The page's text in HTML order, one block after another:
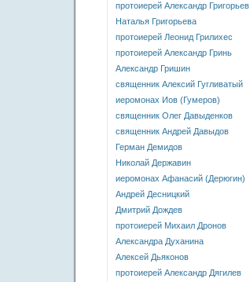
протоиерей Александр Григорьев
Наталья Григорьева
протоиерей Леонид Грилихес
протоиерей Александр Гринь
Александр Гришин
священник Алексий Гугливатый
иеромонах Иов (Гумеров)
священник Олег Давыденков
священник Андрей Давыдов
Герман Демидов
Николай Державин
иеромонах Афанасий (Дерюгин)
Андрей Десницкий
Дмитрий Дождев
протоиерей Михаил Дронов
Александра Духанина
Алексей Дьяконов
протоиерей Александр Дягилев